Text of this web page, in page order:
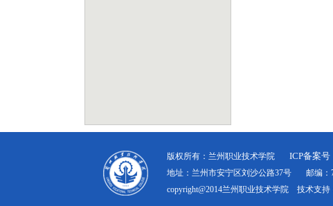
版权所有：兰州职业技术学院 ICP备案号
地址：兰州市安宁区刘沙公路37号 邮编
copyright@2014兰州职业技术学院 技术支持